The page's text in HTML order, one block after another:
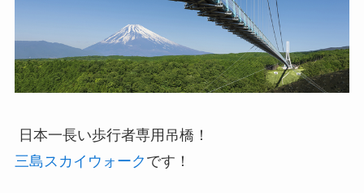
日本一長い歩行者専用吊橋！
三島スカイウォーク です！